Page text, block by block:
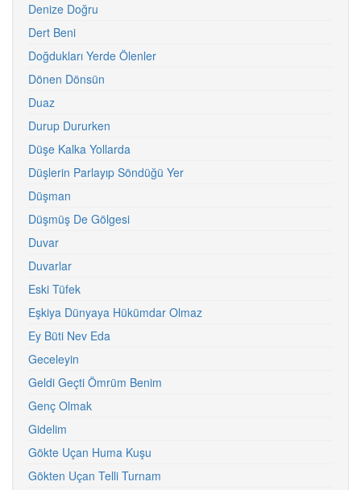
Denize Doğru
Dert Beni
Doğdukları Yerde Ölenler
Dönen Dönsün
Duaz
Durup Dururken
Düşe Kalka Yollarda
Düşlerin Parlayıp Söndüğü Yer
Düşman
Düşmüş De Gölgesi
Duvar
Duvarlar
Eski Tüfek
Eşkiya Dünyaya Hükümdar Olmaz
Ey Büti Nev Eda
Geceleyin
Geldi Geçti Ömrüm Benim
Genç Olmak
Gidelim
Gökte Uçan Huma Kuşu
Gökten Uçan Telli Turnam